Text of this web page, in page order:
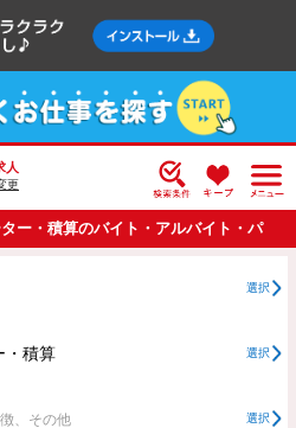
人
更
ー・積算のバイト・アルバイト・パ
人情報一覧
選択
・積算 選択
、その他 選択